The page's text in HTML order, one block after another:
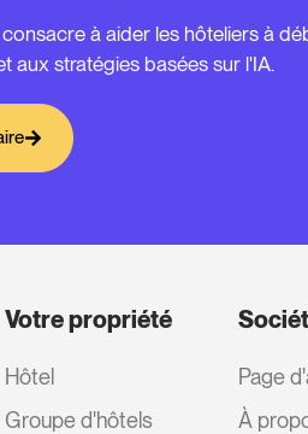
à aider les hôteliers à
aux stratégies basées sur l'IA.
Votre propriété
Hôtel
Groupe d'hôtels
Page
À